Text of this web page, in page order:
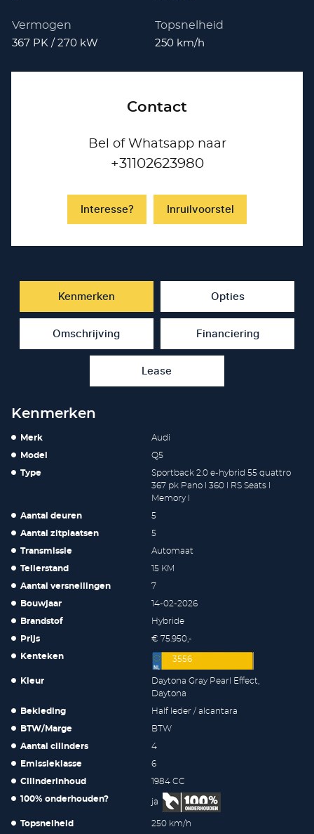
Vermogen
367 PK / 270 kW
Topsnelheid
250 km/h
Contact
Bel of Whatsapp naar
+31102623980
Interesse? Inruilvoorstel
Kenmerken Opties
Omschrijving Financiering
Lease
Kenmerken
Merk Audi
Model Q5
Type
Sportback 2.0 e-hybrid 55 quattro
367 pk Pano l 360 l RS Seats l
Memory l
Aantal deuren 5
Aantal zitplaatsen 5
Transmissie Automaat
Tellerstand 15 KM
Aantal versnellingen 7
Bouwjaar 14-02-2026
Brandstof Hybride
Prijs € 75.950,-
Kenteken 3556
Kleur
Daytona Gray Pearl Effect,
Daytona
Bekleding Half leder / alcantara
BTW/Marge BTW
Aantal cilinders 4
Emissieklasse 6
Cilinderinhoud 1984 CC
100% onderhouden? ja
Topsnelheid 250 km/h